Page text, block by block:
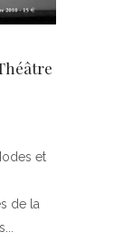
et
de la